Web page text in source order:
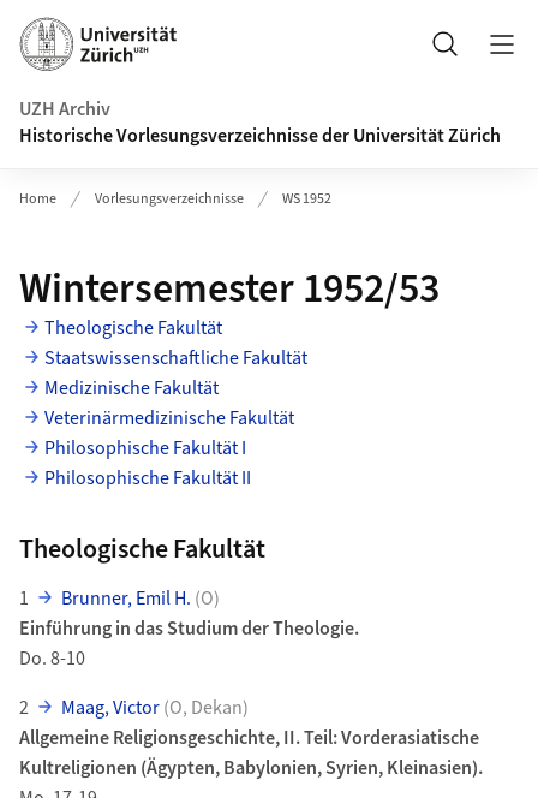
Navigation auf uzh.ch
Suche
UZH Archiv
Historische Vorlesungsverzeichnisse der Universität Zürich
Home Vorlesungsverzeichnisse WS 1952
Wintersemester 1952/53
Theologische Fakultät
Staatswissenschaftliche Fakultät
Medizinische Fakultät
Veterinärmedizinische Fakultät
Philosophische Fakultät I
Philosophische Fakultät II
Theologische Fakultät
1 Brunner, Emil H. (O)
Einführung in das Studium der Theologie.
Do. 8-10
2
Maag, Victor(O, Dekan)
Allgemeine Religionsgeschichte, II. Teil: Vorderasiatische
Kultreligionen (Ägypten, Babylonien, Syrien, Kleinasien).